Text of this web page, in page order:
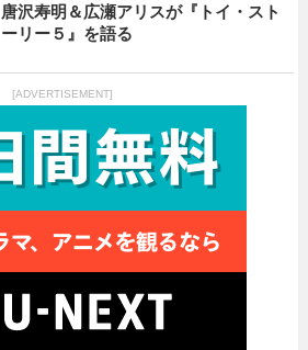
唐沢寿明＆広瀬アリスが『トイ・スト
ーリー５』を語る
[ADVERTISEMENT]